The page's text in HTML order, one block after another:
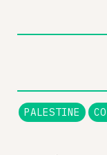
PALESTINE